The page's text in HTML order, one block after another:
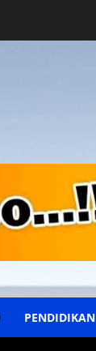
PENDIDIKAN